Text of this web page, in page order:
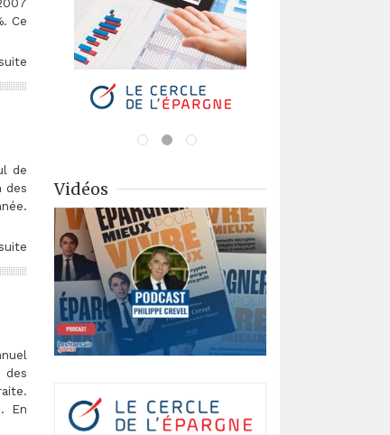
Ce
de
des
des
En
Vidéos